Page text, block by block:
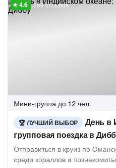
289 отзывов
Мини-группа до 12 чел.
ЛУЧШИЙ ВЫБОР
День в
групповая поездка в
Отправиться в круиз по
среди кораллов и